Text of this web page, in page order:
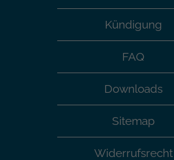
Kündigung
FAQ
Downloads
Sitemap
Widerrufsrecht